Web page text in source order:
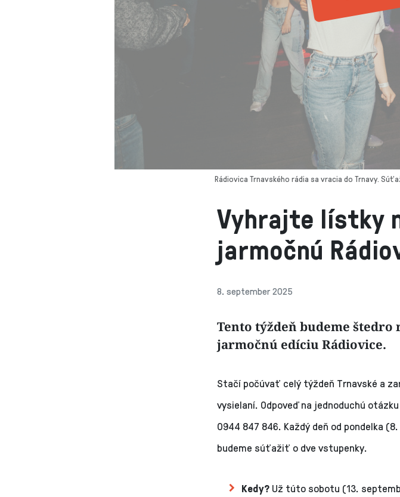
Vyhrajte lístky
jarmočnú
8. september 2025
Tento týždeň budeme štedro
jarmočnú edíciu Rádiovice.
Rádiovica Trnavského rádia sa vracia do Trnavy.
Stačí počúvať celý týždeň Trnavské a
vysielaní. Odpoveď na jednoduchú
0944 847 846. Každý deň od pondelka
budeme súťažiť o dve vstupenky.
Kedy? Už túto sobotu (13.